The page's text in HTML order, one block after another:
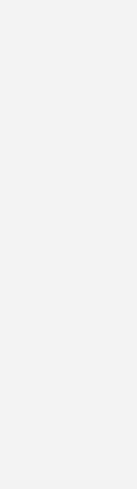
der Kollektion
Beckentiefen. Die
dass er sich